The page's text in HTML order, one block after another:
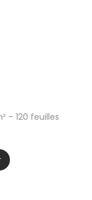
– 120 feuilles